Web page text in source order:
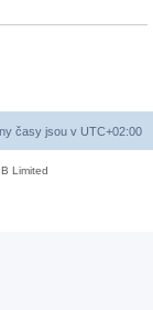
časy jsou v UTC+02:00
Limited